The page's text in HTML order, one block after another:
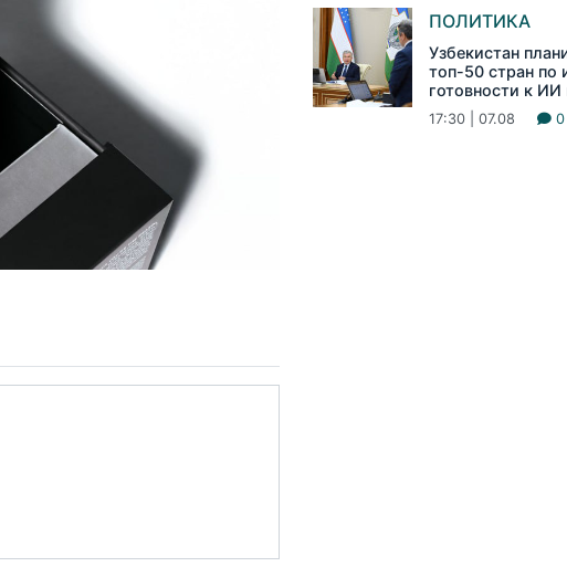
ПОЛИТИКА
Узбекистан
топ-50 стран по
готовности к ИИ
17:30 | 07.08 0